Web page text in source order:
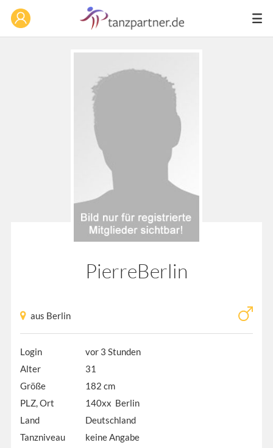
PierreBerlin
aus Berlin
Login
vor 3 Stunden
Alter
31
Größe
182 cm
PLZ, Ort
140xx Berlin
Land
Deutschland
Tanzniveau
keine Angabe